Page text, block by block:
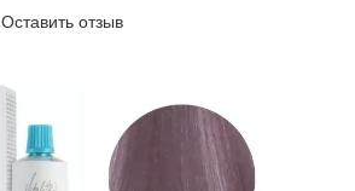
Оставить отзыв